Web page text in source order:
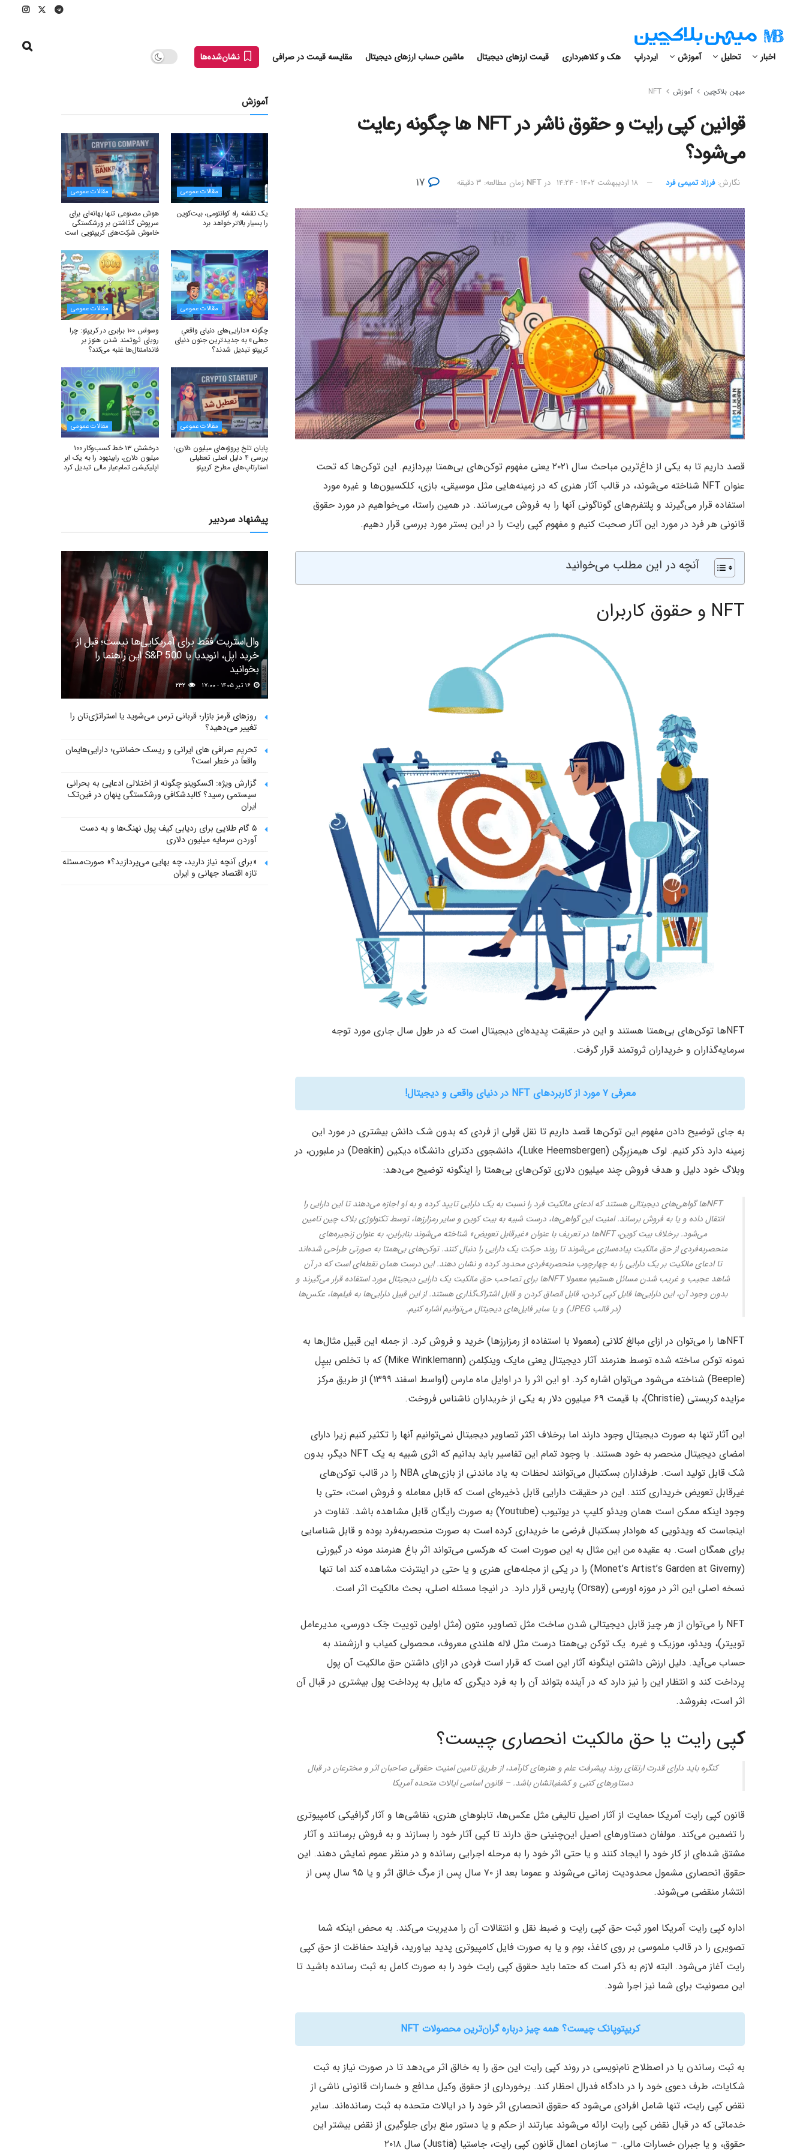
اخبار تحلیل آموزش ایردراپ هک و کلاهبرداری قیمت ارزهای دیجیتال ماشین حساب ارزهای دیجیتال مقایسه قیمت در صرافی نشان‌شده‌ها
میهن بلاکچین آموزش NFT
قوانین کپی رایت و حقوق ناشر در NFT ها چگونه رعایت
می‌شود؟
نگارش:‌ فرزاد تمیمی فرد ۱۸ اردیبهشت ۱۴۰۲ - ۱۴:۲۴ در NFT زمان مطالعه: ۳ دقیقه
قصد داریم تا به یکی از داغ‌ترین مباحث سال ۲۰۲۱ یعنی مفهوم توکن‌های بی‌همتا بپردازیم. این توکن‌ها که تحت
عنوان NFT شناخته می‌شوند، در قالب آثار هنری که در زمینه‌هایی مثل موسیقی، بازی، کلکسیون‌ها و غیره مورد
استفاده قرار می‌گیرند و پلتفرم‌های گوناگونی آنها را به فروش می‌رسانند. در همین راستا، می‌خواهیم در مورد حقوق
قانونی هر فرد در مورد این آثار صحبت کنیم و مفهوم کپی رایت را در این بستر مورد بررسی قرار دهیم.
آنچه در این مطلب می‌خوانید
NFT و حقوق کاربران
NFT‌ها توکن‌های بی‌همتا هستند و این در حقیقت پدیده‌ای دیجیتال است که در طول سال جاری مورد توجه
سرمایه‌گذاران و خریداران ثروتمند قرار گرفت.
معرفی ۷ مورد از کاربردهای NFT در دنیای واقعی و دیجیتال!
به جای توضیح دادن مفهوم این توکن‌ها قصد داریم تا نقل قولی از فردی که بدون شک دانش بیشتری در مورد این
زمینه دارد ذکر کنیم. لوک هیمزبِرگِن (Luke Heemsbergen)، دانشجوی دکترای دانشگاه دیکین (Deakin) در ملبورن، در
وبلاگ خود دلیل و هدف فروش چند میلیون دلاری توکن‌های بی‌همتا را اینگونه توضیح می‌دهد:
NFT‌ها گواهی‌های دیجیتالی هستند که ادعای مالکیت فرد را نسبت به یک دارایی تایید کرده و به او اجازه می‌دهند تا این دارایی را
انتقال داده و یا به فروش برساند. امنیت این گواهی‌ها، درست شبیه به بیت کوین و سایر رمزارز‌ها، توسط تکنولوژی بلاک چین تامین
می‌شود. برخلاف بیت کوین‌، NFT‌ها در تعریف با عنوان «غیرقابل تعویض» شناخته می‌شوند بنابراین، به عنوان زنجیره‌های
منحصربه‌فردی از حق مالکیت پیاده‌سازی می‌شوند تا روند حرکت یک دارایی را دنبال کنند. توکن‌های بی‌همتا به صورتی طراحی شده‌اند
تا ادعای مالکیت بر یک دارایی را به چهارچوب منحصر‌به‌فردی محدود کرده و نشان دهند. این درست همان نقطه‌ای است که در آن
شاهد عجیب و غریب شدن مسائل هستیم؛ معمولا NFT‌ها برای تصاحب حق مالکیت یک دارایی دیجیتال مورد استفاده قرار می‌گیرند و
بدون وجود آن، این دارایی‌ها قابل کپی کردن، قابل الصاق کردن و قابل اشتراک‌گذاری هستند. از این قبیل دارایی‌ها به فیلم‌ها، عکس‌ها
(در قالب JPEG) و یا سایر فایل‌های دیجیتال می‌توانیم اشاره کنیم.
NFT‌ها را می‌توان در ازای مبالغ کلانی (معمولا با استفاده از رمزارز‌ها) خرید و فروش کرد. از جمله این قبیل مثال‌ها به
نمونه توکن ساخته شده توسط هنرمند آثار دیجیتال یعنی مایک وینکِلمن (Mike Winklemann) که با تخلص بیپِل
(Beeple) شناخته می‌شود می‌توان اشاره کرد. او این اثر را در اوایل ماه مارس (اواسط اسفند ۱۳۹۹) از طریق مرکز
مزایده کریستی (Christie)، با قیمت ۶۹ میلیون دلار به یکی از خریداران ناشناس فروخت.
این آثار تنها به صورت دیجیتال وجود دارند اما برخلاف اکثر تصاویر دیجیتال نمی‌توانیم آنها را تکثیر کنیم زیرا دارای
امضای دیجیتال منحصر به خود هستند. با وجود تمام این تفاسیر باید بدانیم که اثری شبیه به یک NFT دیگر، بدون
شک قابل تولید است. طرفداران بسکتبال می‌توانند لحظات به یاد ماندنی از بازی‌های NBA را در قالب توکن‌های
غیرقابل تعویض خریداری کنند. این در حقیقت دارایی قابل ذخیره‌ای است که قابل معامله و فروش است، حتی با
وجود اینکه ممکن است همان ویدئو کلیپ در یوتیوب (Youtube) به صورت رایگان قابل مشاهده باشد. تفاوت در
اینجاست که ویدئویی که هوادار بسکتبال فرضی ما خریداری کرده است به صورت منحصر‌به‌فرد بوده و قابل شناسایی
برای همگان است. به عقیده من این مثال به این صورت است که هرکسی می‌تواند اثر باغ هنرمند مونه در گیورنی
(Monet’s Artist’s Garden at Giverny) را در یکی از مجله‌های هنری و یا حتی در اینترنت مشاهده کند اما تنها
نسخه اصلی این اثر در موزه اورسی (Orsay) پاریس قرار دارد. در انیجا مسئله اصلی، بحث مالکیت اثر است.
NFT را می‌توان از هر چیز قابل دیجیتالی شدن ساخت مثل تصاویر، متون (مثل اولین توییت جَک دورسی، مدیرعامل
توییتر)، ویدئو‌، موزیک و غیره. یک توکن بی‌همتا درست مثل لاله هلندی معروف، محصولی کمیاب و ارزشمند به
حساب می‌آید. دلیل ارزش داشتن اینگونه آثار این است که قرار است فردی در ازای داشتن حق مالکیت آن پول
پرداخت کند و انتظار این را نیز دارد که در آینده بتواند آن را به فرد دیگری که مایل به پرداخت پول بیشتری در قبال آن
اثر است، بفروشد.
کپی رایت یا حق مالکیت انحصاری چیست؟
کنگره باید دارای قدرت ارتقای روند پیشرفت علم و هنرهای کارآمد، از طریق تامین امنیت حقوقی صاحبان اثر و مخترعان در قبال
دستاورهای کتبی و کشفیاتشان باشد. – قانون اساسی ایالات متحده آمریکا
قانون کپی رایت آمریکا حمایت از آثار اصیل تالیفی مثل عکس‌ها، تابلوهای هنری، نقاشی‌ها و آثار گرافیکی کامپیوتری
را تضمین می‌کند. مولفان دستاورهای اصیل این‌چنینی حق دارند تا کپی آثار خود را بسازند و به فروش برسانند و آثار
مشتق شده‌ای از کار خود را ایجاد کنند و یا حتی اثر خود را به مرحله اجرایی رسانده و در منظر عموم نمایش دهند. این
حقوق انحصاری مشمول محدودیت زمانی می‌شوند و عموما بعد از ۷۰ سال پس از مرگ خالق اثر و یا ۹۵ سال پس از
انتشار منقضی می‌شوند.
اداره کپی رایت آمریکا امور ثبت حق کپی رایت و ضبط نقل و انتقالات آن را مدیریت می‌کند. به محض اینکه شما
تصویری را در قالب ملموسی بر روی کاغذ، بوم و یا به صورت فایل کامپیوتری پدید بیاورید، فرایند حفاظت از حق کپی
رایت آغاز می‌شود. البته لازم به ذکر است که حتما باید حقوق کپی رایت خود را به صورت کامل به ثبت رسانده باشید تا
این مصونیت برای شما نیز اجرا شود.
کریپتوپانک چیست؟ همه چیز درباره گران‌ترین محصولات NFT
به ثبت رساندن یا در اصطلاح نام‌نویسی در روند کپی رایت این حق را به خالق اثر می‌دهد تا در صورت نیاز به ثبت
شکایات، طرف دعوی خود را در دادگاه فدرال احظار کند. برخورداری از حقوق وکیل مدافع و خسارات قانونی ناشی از
نقض کپی رایت، تنها شامل افرادی می‌شود که حقوق انحصاری اثر خود را در ایالات متحده به ثبت رسانده‌اند. سایر
خدماتی که در قبال نقض کپی رایت ارائه می‌شوند عبارتند از حکم و یا دستور منع برای جلوگیری از نقض بیشتر این
حقوق، و یا جبران خسارات مالی. – سازمان اعمال قانون کپی رایت، جاستیا (Justia) سال ۲۰۱۸
آموزش
مقالات عمومی
یک نقشه راه کوانتومی، بیت‌کوین
را بسیار بالاتر خواهد برد
مقالات عمومی
هوش مصنوعی تنها بهانه‌ای برای
سرپوش گذاشتن بر ورشکستگی
خاموش شرکت‌های کریپتویی است
مقالات عمومی
چگونه «دارایی‌های دنیای واقعیِ
جعلی» به جدیدترین جنون دنیای
کریپتو تبدیل شدند؟
مقالات عمومی
وسواس ۱۰۰ برابری در کریپتو: چرا
رویای ثروتمند شدن هنوز بر
فاندامنتال‌ها غلبه می‌کند؟
مقالات عمومی
پایان تلخ پروژه‌های میلیون دلاری؛
بررسی ۴ دلیل اصلی تعطیلی
استارتاپ‌های مطرح کریپتو
مقالات عمومی
درخشش ۱۳ خط کسب‌وکار ۱۰۰
میلیون دلاری، رابینهود را به یک ابر
اپلیکیشن تمام‌عیار مالی تبدیل کرد
پیشنهاد سردبیر
وال‌استریت فقط برای آمریکایی‌ها نیست؛ قبل از
خرید اپل، انویدیا یا S&P 500 این راهنما را
بخوانید
روزهای قرمز بازار؛ قربانی ترس می‌شوید یا استراتژی‌تان را
تغییر می‌دهید؟
تحریم صرافی های ایرانی و ریسک حضانتی؛ دارایی‌هایمان
واقعاً در خطر است؟
گزارش ویژه: اکسکوینو چگونه از اختلالی ادعایی به بحرانی
سیستمی رسید؟ کالبدشکافی ورشکستگی پنهان در فین‌تک
ایران
۵ گام طلایی برای ردیابی کیف پول‌ نهنگ‌ها و به دست
آوردن سرمایه میلیون دلاری
«برای آنچه نیاز دارید، چه بهایی می‌پردازید؟» صورت‌مسئله
تازه اقتصاد جهانی و ایران